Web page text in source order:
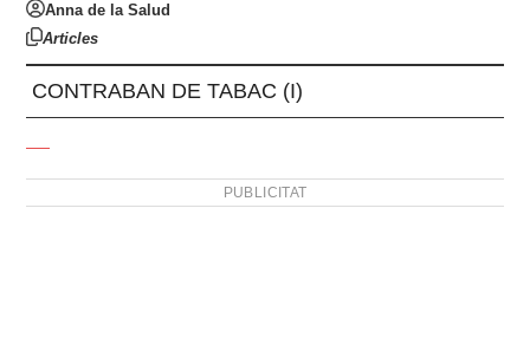
Anna de la Salud
Articles
CONTRABAN DE TABAC (I)
PUBLICITAT